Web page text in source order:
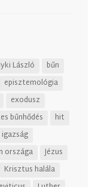
László
bűn
episztemológia
exodusz
bűnhődés
hit
igazság
országa
Jézus
Krisztus halála